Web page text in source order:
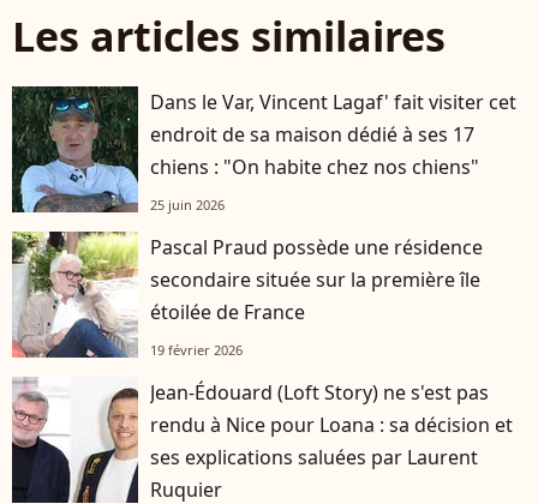
Les articles similaires
Dans le Var, Vincent Lagaf' fait visiter cet
endroit de sa maison dédié à ses 17
chiens : "On habite chez nos chiens"
25 juin 2026
Pascal Praud possède une résidence
secondaire située sur la première île
étoilée de France
19 février 2026
Jean-Édouard (Loft Story) ne s'est pas
rendu à Nice pour Loana : sa décision et
ses explications saluées par Laurent
Ruquier